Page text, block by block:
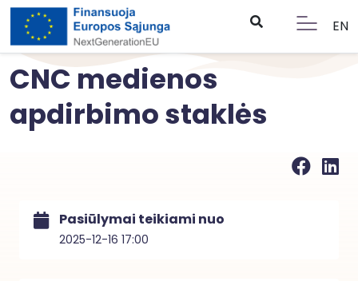
EN
CNC medienos
apdirbimo staklės
Pasiūlymai teikiami nuo
2025-12-16 17:00